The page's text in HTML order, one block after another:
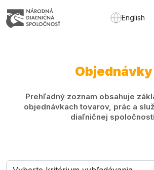
English
Objednávky
Prehľadný zoznam obsahuje
objednávkach tovarov, prác a
diaľničnej